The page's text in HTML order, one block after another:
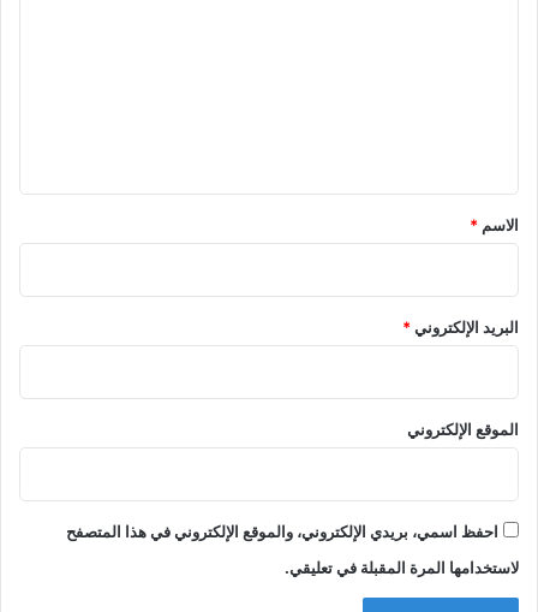
*
الاسم *
البريد الإلكتروني*
الموقع الإلكتروني
احفظ اسمي، بريدي الإلكتروني، والموقع الإلكتروني في هذا المتصفح
لاستخدامها المرة المقبلة في تعليقي.